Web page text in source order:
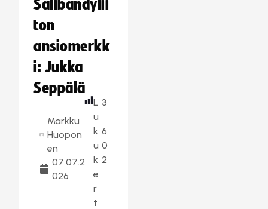
Salibandylii
ton
ansiomerkk
i: Jukka
Seppälä
Markku
Huopon
en
07.07.2
026
L
u
k
u
k
e
r
t
3
6
0
2